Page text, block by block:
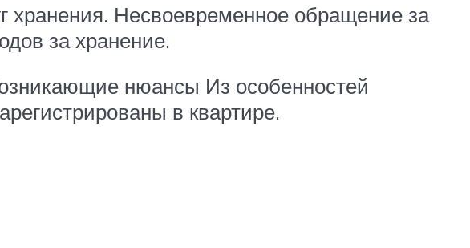
Несвоевременное обращение за
за хранение.
нюансы Из особенностей
в квартире.